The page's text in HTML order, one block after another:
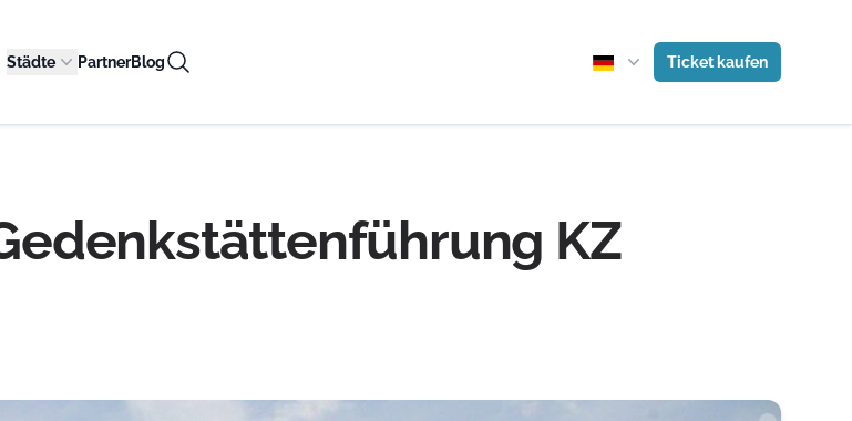
Städte PartnerBlog Ticket kaufen
KZ